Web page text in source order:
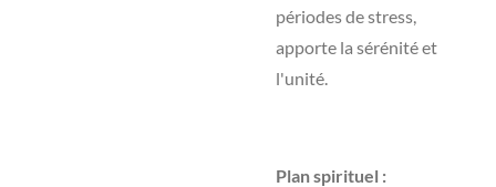
périodes de stress,
apporte la sérénité et
l'unité.
Plan spirituel :